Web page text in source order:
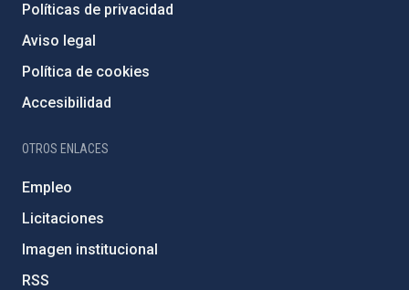
Políticas de privacidad
Aviso legal
Política de cookies
Accesibilidad
OTROS ENLACES
Empleo
Licitaciones
Imagen institucional
RSS